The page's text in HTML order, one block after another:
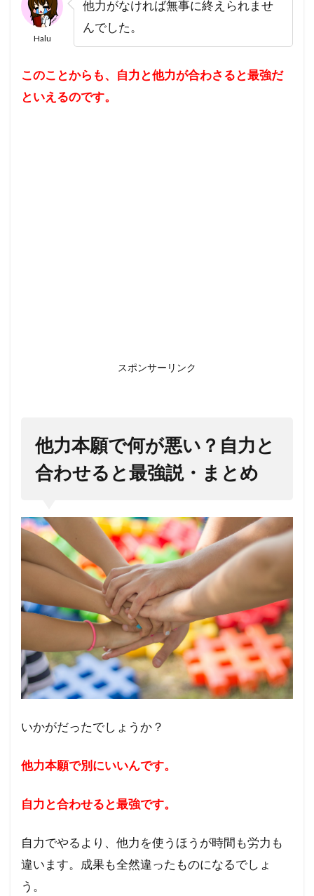
Halu
他力がなければ無事に終えられませ
んでした。
このことからも、自力と他力が合わさると最強だ
といえるのです。
スポンサーリンク
他力本願で何が悪い？自力と
合わせると最強説・まとめ
いかがだったでしょうか？
他力本願で別にいいんです。
自力と合わせると最強です。
自力でやるより、他力を使うほうが時間も労力も
違います。成果も全然違ったものになるでしょ
う。